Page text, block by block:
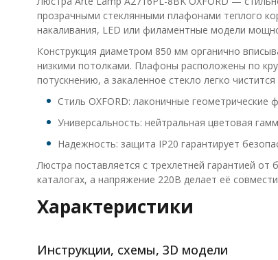
прозрачными стеклянными плафонами теплого
накаливания, LED или филаментные модели
Конструкция диаметром 850 мм органично
низкими потолками. Плафоны расположены по
потускнению, а закаленное стекло легко
Стиль OXFORD: лаконичные
Универсальность: нейтральная цветовая
Надежность: защита IP20 гарантирует
Люстра поставляется с трехлетней гарантией
каталогах, а напряжение 220В делает её
Характеристики
Инструкции, схемы, 3D модели